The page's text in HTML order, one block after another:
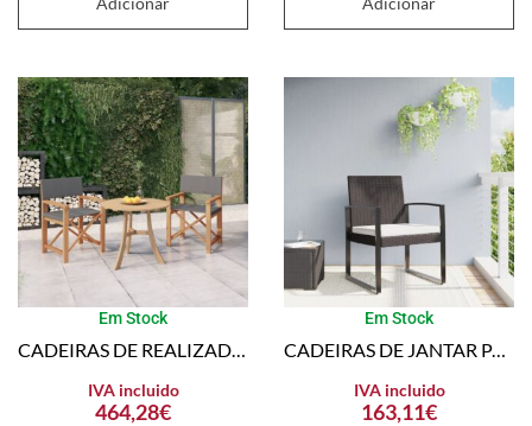
Em Stock
464,28€
IVA incluido
Em Stock
CADEIRAS DE JANTAR PARA JARDIM 2 PCS VIME PP CASTANHO
163,11€
IVA incluido